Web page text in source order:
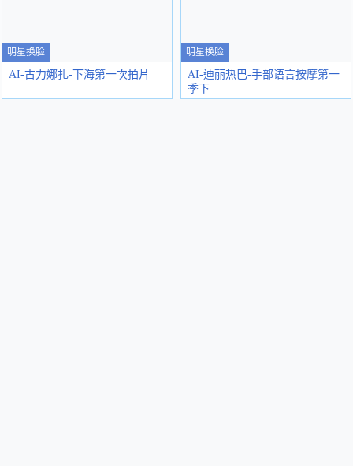
明星换脸
AI-古力娜扎-下海第一次拍片
明星换脸
AI-迪丽热巴-手部语言按摩第一
季下